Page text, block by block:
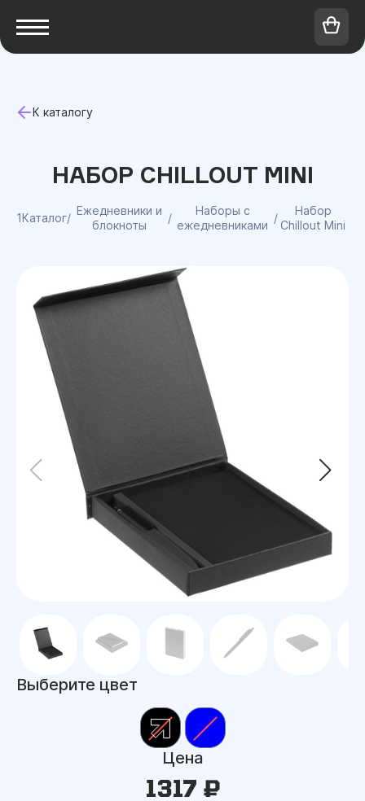
К каталогу
НАБОР CHILLOUT MINI
1Каталог/
Ежедневники и
блокноты
/
Наборы с
ежедневниками
/
Набор
Chillout Mini
Выберите цвет
Цена
1317 ₽